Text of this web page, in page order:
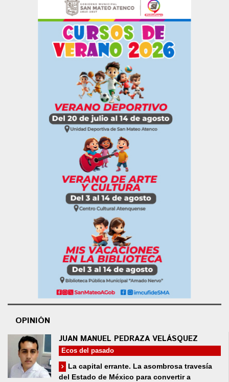
OPINIÓN
JUAN MANUEL PEDRAZA VELÁSQUEZ
Ecos del pasado
La capital errante. La asombrosa travesía
del Estado de México para convertir a